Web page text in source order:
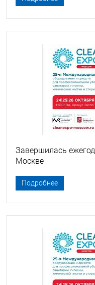
Завершилась
Москве
Подробнее